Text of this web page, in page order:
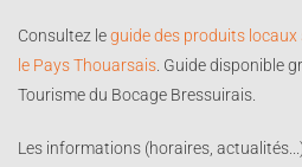
Consultez leguide des produits locaux
le Pays Thouarsais . Guide disponible
Tourisme du Bocage Bressuirais.
Les informations (horaires,